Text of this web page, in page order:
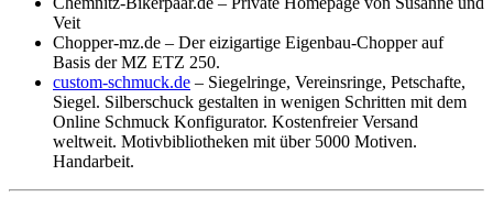
Veit
Chopper-mz.de – Der eizigartige Eigenbau-Chopper auf
Basis der MZ ETZ 250.
custom-schmuck.de – Siegelringe, Vereinsringe, Petschafte,
Siegel. Silberschuck gestalten in wenigen Schritten mit dem
Online Schmuck Konfigurator. Kostenfreier Versand
weltweit. Motivbibliotheken mit über 5000 Motiven.
Handarbeit.